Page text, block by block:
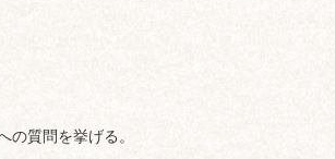
質問を挙げる。